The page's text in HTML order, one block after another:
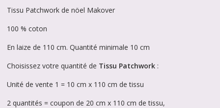
Tissu Patchwork de nöel Makover
100 % coton
En laize de 110 cm. Quantité minimale 10 cm
Choisissez votre quantité de Tissu Patchwork:
Unité de vente 1 = 10 cm x 110 cm de tissu
2 quantités = coupon de 20 cm x 110 cm de tissu,